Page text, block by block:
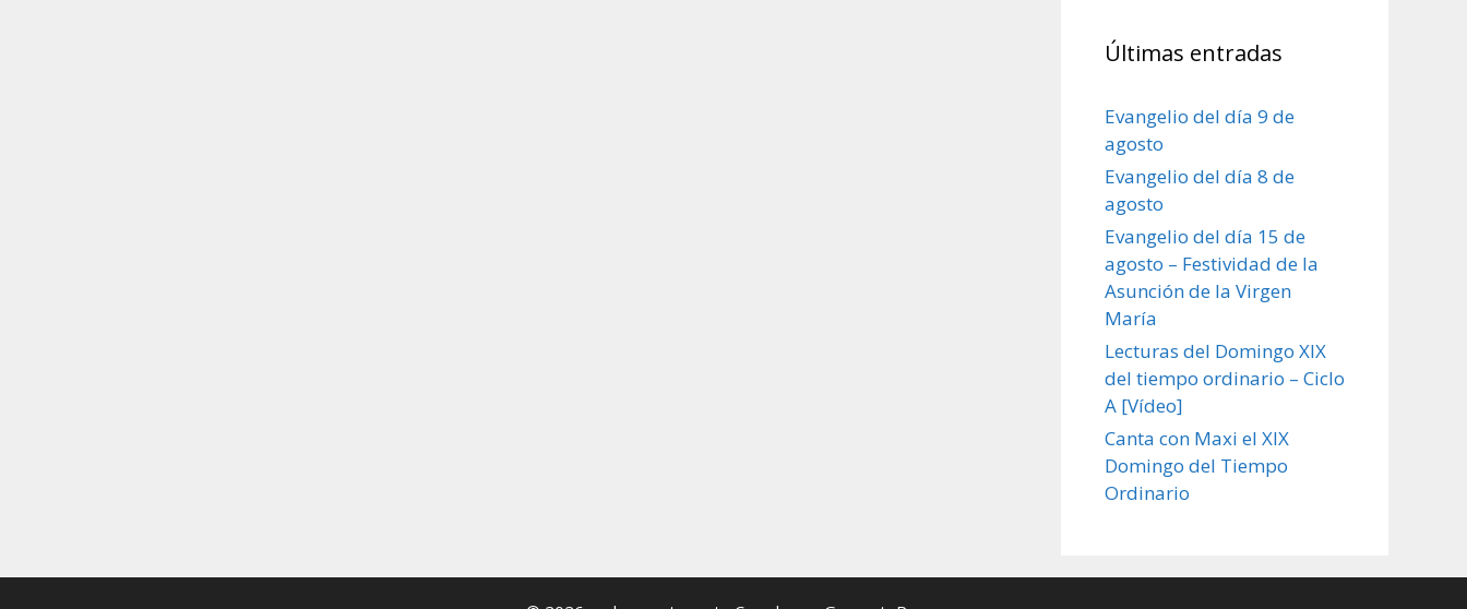
Últimas entradas
Evangelio del día 9 de
agosto
Evangelio del día 8 de
agosto
Evangelio del día 15 de
agosto – Festividad de la
Asunción de la Virgen
María
Lecturas del Domingo XIX
del tiempo ordinario – Ciclo
A [Vídeo]
Canta con Maxi el XIX
Domingo del Tiempo
Ordinario